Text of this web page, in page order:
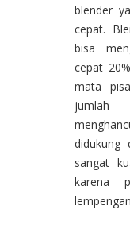
blender
cepat.
bisa
cepat
mata
didukung
sangat
karena